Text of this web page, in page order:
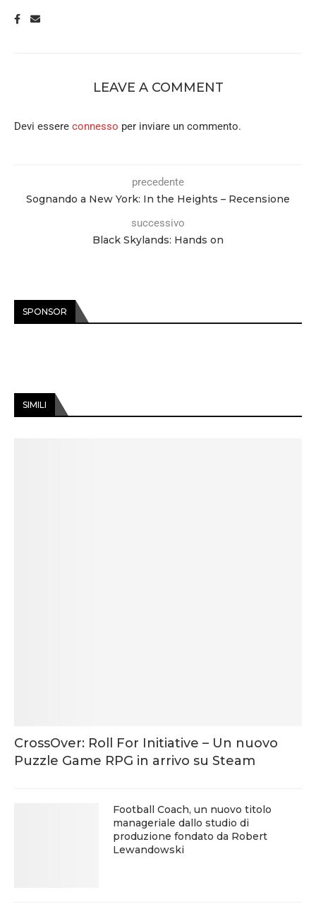
LEAVE A COMMENT
Devi essere connesso per inviare un commento.
precedente
Sognando a New York: In the Heights – Recensione
successivo
Black Skylands: Hands on
SPONSOR
SIMILI
CrossOver: Roll For Initiative – Un nuovo
Puzzle Game RPG in arrivo su Steam
Football Coach, un nuovo titolo
manageriale dallo studio di
produzione fondato da Robert
Lewandowski